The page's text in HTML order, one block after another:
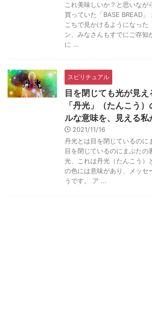
これ美味しいか？と思いなが
買っていた「BASE BREAD
こちで見かけるようになった
ン、みなさんもすでにご存知
に ...
スピリチュアル
目を閉じても光が見え
「丹光」（たんこう
ルな意味を、見える私
2021/11/16
丹光とは目を閉じているのに
目を閉じているのにまぶたの
光、これは丹光（たんこう）
の色には意味があり、メッセ
うです。 ア ...